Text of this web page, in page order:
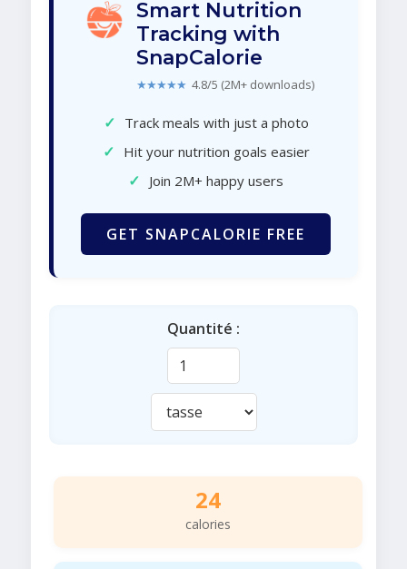
Smart Nutrition
Tracking with
SnapCalorie
★★★★★ 4.8/5 (2M+ downloads)
✓ Track meals with just a photo
✓ Hit your nutrition goals easier
✓ Join 2M+ happy users
GET SNAPCALORIE FREE
Quantité :
24
calories